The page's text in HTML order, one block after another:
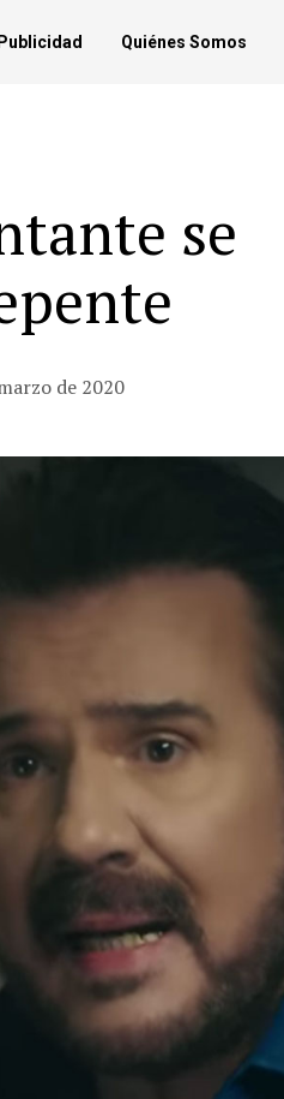
Publicidad Quiénes Somos
se
de 2020